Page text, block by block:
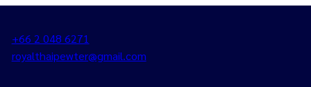
+66 2 048 6271
royalthaipewter@gmail.com